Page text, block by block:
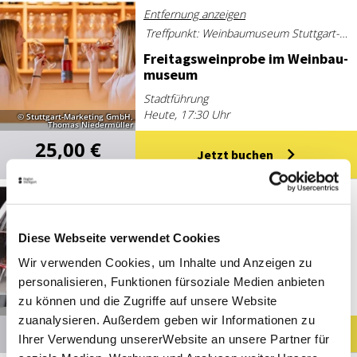
Diese Webseite verwendet Cookies
Wir verwenden Cookies, um Inhalte und Anzeigen zu
personalisieren, Funktionen fürsoziale Medien anbieten
zu können und die Zugriffe auf unsere Website
zuanalysieren. Außerdem geben wir Informationen zu
Ihrer Verwendung unsererWebsite an unsere Partner für
© Stuttgart-Marketing GmbH,
Thomas Niedermüller
Entfernung anzeigen
Treffpunkt: Weinbaumuseum Stuttgart-Uhlbach, Uhlbacher Platz 4, 70329 Stuttgart
Frei­tags­wein­pro­be im Wein­bau­
mu­se­um
Stadtführung
Heute, 17:30 Uhr
25,00 € Jetzt buchen
© Stuttgart Marketing GmbH,
Schnup­per­füh­rung im Wein­bau­
mu­se­um
Stadtführung
Morgen, 14:30 Uhr
14,00 € Jetzt buchen